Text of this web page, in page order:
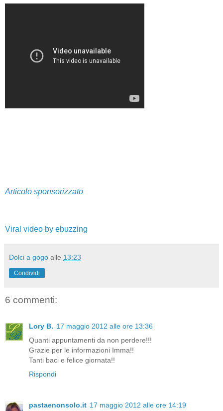
Articolo sponsorizzato
Viral video by ebuzzing
Dolci a gogo alle 13:23
Condividi
6 commenti:
Lory B. 17 maggio 2012 alle ore 13:36
Quanti appuntamenti da non perdere!!!
Grazie per le informazioni Imma!!
Tanti baci e felice giornata!!
Rispondi
pastaenonsolo.it 17 maggio 2012 alle ore 14:19